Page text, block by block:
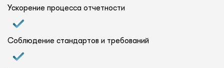
Ускорение процесса отчетности
Соблюдение стандартов и требований